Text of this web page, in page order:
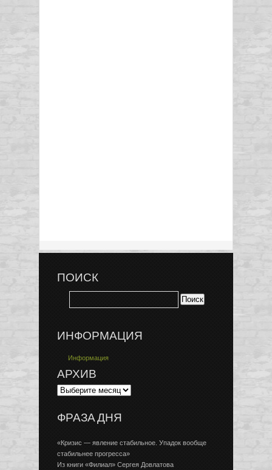
ПОИСК
ИНФОРМАЦИЯ
Информация
АРХИВ
ФРАЗА ДНЯ
«Кризис — явление стабильное. Упадок вообще
стабильнее прогресса»
Из книги «Филиал» Сергея Довлатова